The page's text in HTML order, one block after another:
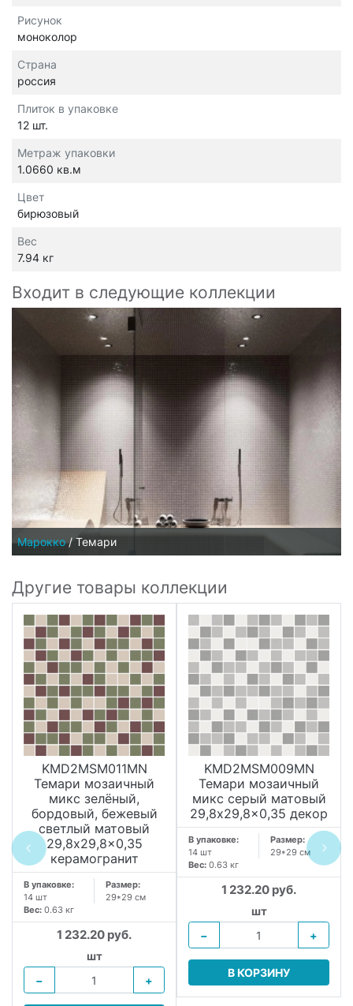
Рисунок
моноколор
Страна
россия
Плиток в упаковке
12 шт.
Метраж упаковки
1.0660 кв.м
Цвет
бирюзовый
Вес
7.94 кг
Входит в следующие коллекции
Марокко / Темари
Другие товары коллекции
KMD2MSM011MN
Темари мозаичный
микс зелёный,
бордовый, бежевый
светлый матовый
29,8x29,8x0,35
керамогранит
В упаковке:
14 шт
Размер:
29*29 см
Вес: 0.63 кг
1 232.20 руб.
шт
−
+
KMD2MSM009MN
Темари мозаичный
микс серый матовый
29,8x29,8x0,35 декор
В упаковке:
14 шт
Размер:
29*29 см
Вес: 0.63 кг
1 232.20 руб.
шт
−
+
В КОРЗИНУ